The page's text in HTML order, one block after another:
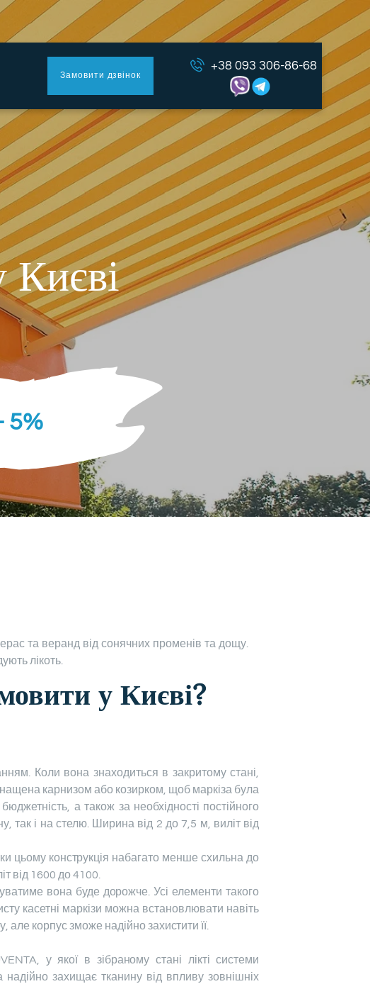
Замовити дзвінок
+38 093 306-86-68
Києві
та веранд від сонячних променів та дощу.
лікоть.
у Києві?
Коли вона знаходиться в закритому стані,
карнизом або козирком, щоб маркіза була
а також за необхідності постійного
так і на стелю. Ширина від 2 до 7,5 м, виліт від
цьому конструкція набагато менше схильна до
від 1600 до 4100.
вона буде дорожче. Усі елементи такого
касетні маркізи можна встановлювати навіть
але корпус зможе надійно захистити її.
у якої в зібраному стані лікті системи
захищає тканину від впливу зовнішніх